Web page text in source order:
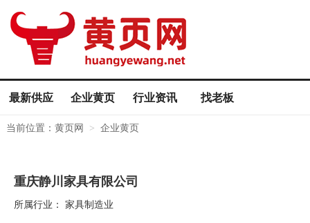
最新供应 企业黄页 行业资讯 找老板
当前位置： 黄页网 > 企业黄页
重庆静川家具有限公司
所属行业： 家具制造业